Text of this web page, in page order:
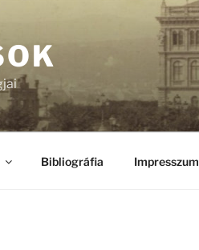
Bibliográfia Impresszum